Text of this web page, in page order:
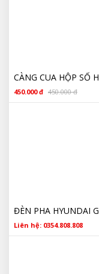
450.000 đ 450.000 đ
Liên hệ: 0354.808.808